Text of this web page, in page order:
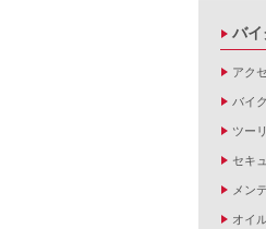
バイ
アク
バイ
ツー
セキ
メン
オイ